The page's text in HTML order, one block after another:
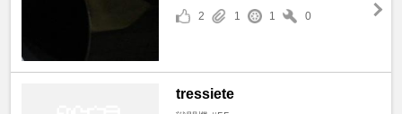
2
1 1 0
tressiete